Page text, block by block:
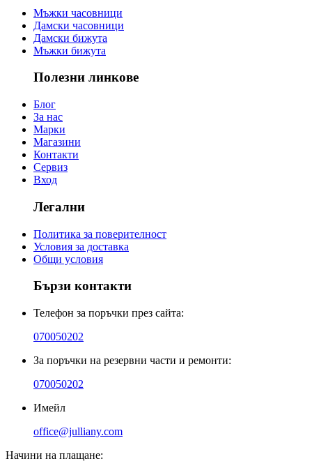
Мъжки часовници
Дамски часовници
Дамски бижута
Мъжки бижута
Полезни линкове
Блог
За нас
Марки
Магазини
Контакти
Сервиз
Вход
Легални
Политика за поверителност
Условия за доставка
Общи условия
Бързи контакти
Телефон за поръчки през сайта:
070050202
За поръчки на резервни части и ремонти:
070050202
Имейл
office@julliany.com
Начини на плащане: